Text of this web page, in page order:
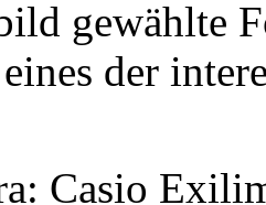
gewählte
der
Casio